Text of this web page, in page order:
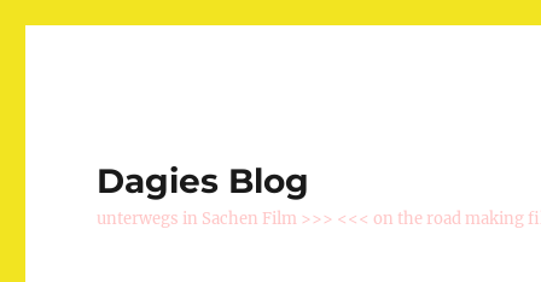
Dagies Blog
unterwegs in Sachen Film >>> <<< on the road making